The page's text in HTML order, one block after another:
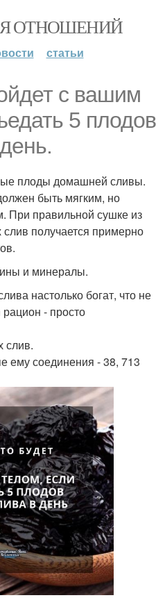
ОТНОШЕНИЙ
статьи
с вашим
5 плодов
плоды домашней сливы.
быть мягким, но
При правильной сушке из
получается примерно
и минералы.
настолько богат, что не
- просто
слив.
ему соединения - 38, 713